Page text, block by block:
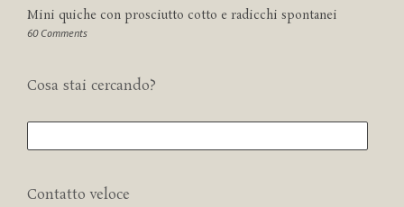
Mini quiche con prosciutto cotto e radicchi spontanei
60 Comments
Cosa stai cercando?
Contatto veloce